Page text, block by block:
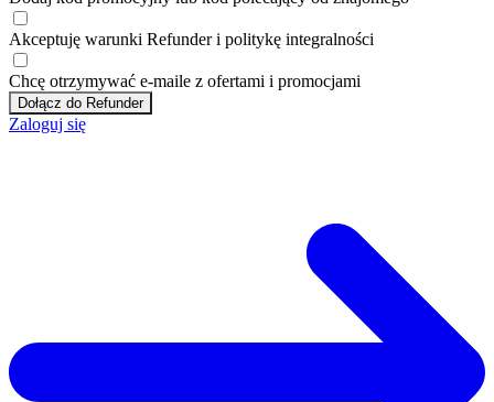
Akceptuję warunki Refunder i politykę integralności
Chcę otrzymywać e-maile z ofertami i promocjami
Dołącz do Refunder
Zaloguj się